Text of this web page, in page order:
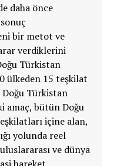
daha önce
bir metot ve
verdiklerini
Türkistan
ülkeden 15 teşkilat
Doğu Türkistan
amaç, bütün Doğu
içine alan,
yolunda reel
ve dünya